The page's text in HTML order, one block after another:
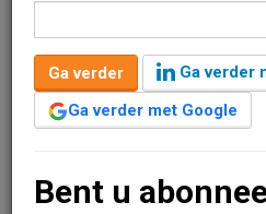
Redactie 7 april 2026 om
Roman Mesterom begint bij
Residential team in
aan- en verkoop van
Ga verder
Ga verder
Ga verder met Google
Bent u